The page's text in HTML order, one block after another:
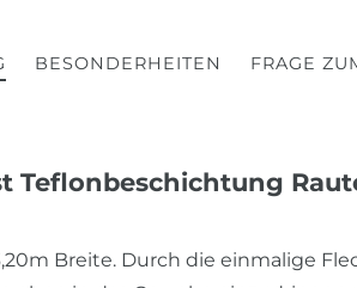
BESONDERHEITEN FRAGE
Teflonbeschichtung
Breite. Durch die einmalige